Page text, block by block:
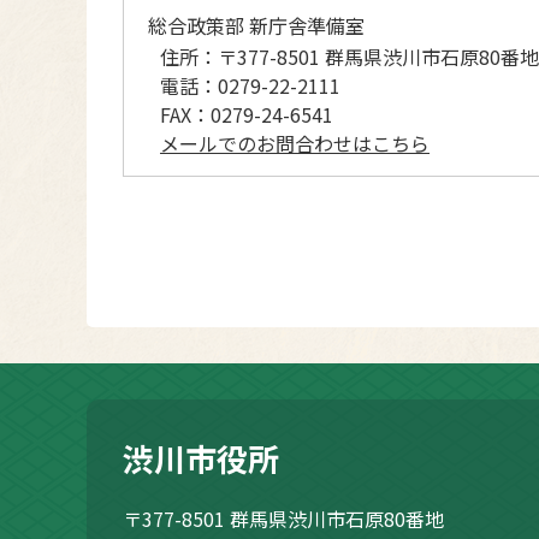
総合政策部 新庁舎準備室
住所： 〒377-8501 群馬県渋川市石原80番地
電話： 0279-22-2111
FAX： 0279-24-6541
メールでのお問合わせはこちら
渋川市役所
〒377-8501 群馬県渋川市石原80番地